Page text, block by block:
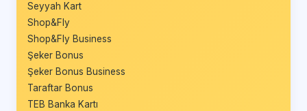
Seyyah Kart
Shop&Fly
Shop&Fly Business
Şeker Bonus
Şeker Bonus Business
Taraftar Bonus
TEB Banka Kartı